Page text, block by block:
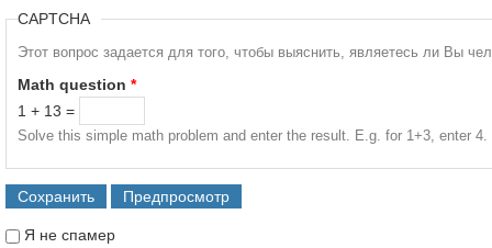
CAPTCHA
Этот вопрос задается для того, чтобы выяснить, являетесь ли Вы
Math question *
1 + 13 =
Solve this simple math problem and enter the result. E.g. for 1+3, enter 4.
Я не спамер